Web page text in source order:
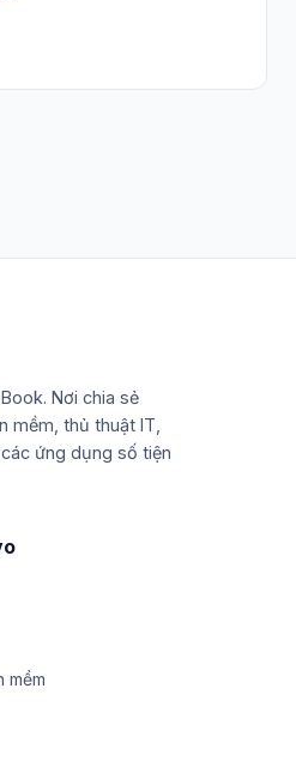
Nơi chia sẻ
mềm, thủ thuật IT,
ứng dụng số tiện
mềm